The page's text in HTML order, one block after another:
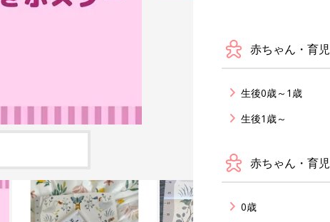
赤ちゃん・育児
生後0歳～1歳
生後1歳～
赤ちゃん・育児
0歳